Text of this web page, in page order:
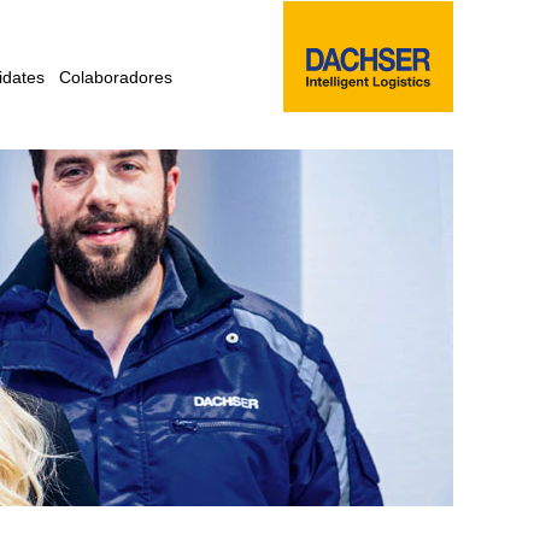
Colaboradores